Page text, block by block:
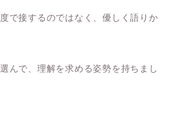
で接するのではなく、優しく語りか
んで、理解を求める姿勢を持ちまし